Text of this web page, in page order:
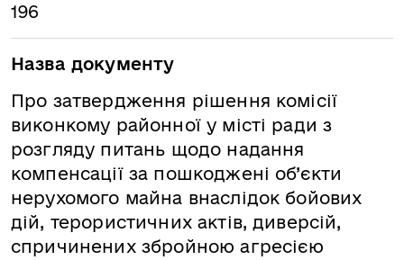
196
Назва документу
Про затвердження рішення комісії
виконкому районної у місті ради з
розгляду питань щодо надання
компенсації за пошкоджені об’єкти
нерухомого майна внаслідок бойових
дій, терористичних актів, диверсій,
спричинених збройною агресією